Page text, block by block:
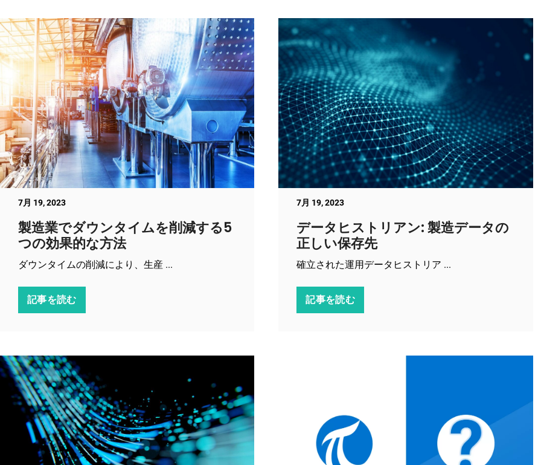
7月 19, 2023
製造業でダウンタイムを削減する5
つの効果的な方法
ダウンタイムの削減により、生産 ...
記事を読む
7月 19, 2023
データヒストリアン: 製造データの
正しい保存先
確立された運用データヒストリア ...
記事を読む